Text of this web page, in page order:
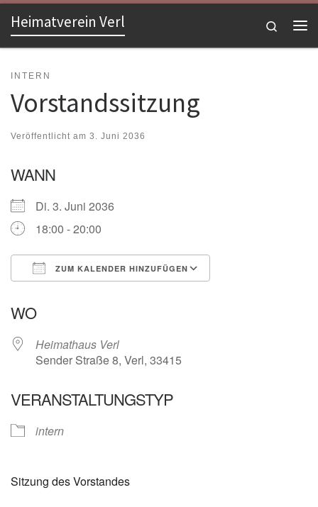
Zum Inhalt springen
Heimatverein Verl
Search
INTERN
Vorstandssitzung
Veröffentlicht am 3. Juni 2036
WANN
Di. 3. Juni 2036
18:00 - 20:00
ZUM KALENDER HINZUFÜGEN
WO
Heimathaus Verl
Sender Straße 8, Verl, 33415
VERANSTALTUNGSTYP
intern
Sitzung des Vorstandes